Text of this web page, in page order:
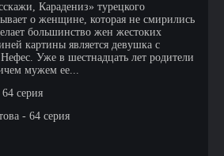
Карадениз» турецкого
о женщине, которая не смирились
большинство жен жестоких
картины является девушка с
Уже в шестнадцать лет родители
мужем ее...
серия
- 64 серия